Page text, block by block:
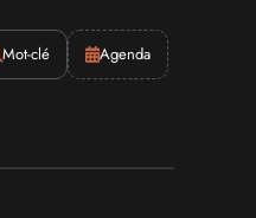
Mot-clé Agenda